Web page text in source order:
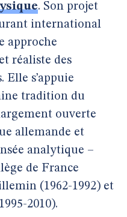
. Son projet
international
approche
réaliste des
Elle s’appuie
tradition du
ouverte
allemande et
analytique –
de France
(1962-1992) et
2010).